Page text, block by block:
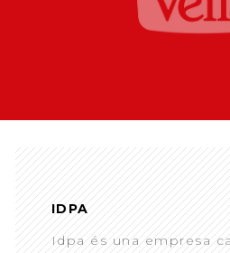
IDPA
Idpa és una empresa